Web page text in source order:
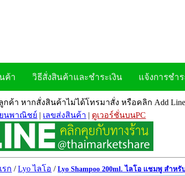
ค้า วิธีสั่งสินค้าและชำระเงิน แจ้งการชำร
กค้า หากสั่งสินค้าไม่ได้โทรมาสั่ง หรือคลิก Add
นพาณิชย์ | เลขส่งสินค้า | ดูเวอร์ชั่นบนPC
ก /Lyo ไลโอ /Lyo Shampoo 200ml. ไลโอ แชมพู สำห